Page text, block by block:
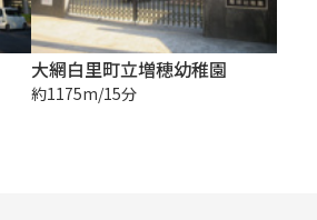
大網白里町立増穂幼稚園
約1175m/15分